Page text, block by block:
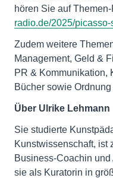
hören Sie auf
radio.de/2025/picasso-
Zudem weitere
Management, Geld &
PR & Kommunikation,
Bücher sowie
Über Ulrike Lehmann
Sie studierte
Kunstwissenschaft, ist
Business-Coachin
sie als Kuratorin in